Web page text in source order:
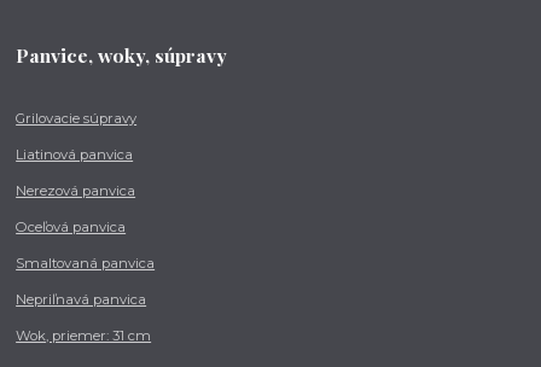
Panvice, woky, súpravy
Grilovacie súpravy
Liatinová panvica
Nerezová panvica
Oceľová panvica
Smaltovaná panvica
Nepriľnavá panvica
Wok, priemer: 31 cm